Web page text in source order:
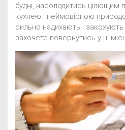
будні, насолодитись цілющим
кухнею і неймовірною
сильно надихають і
захочете повернутись у ці